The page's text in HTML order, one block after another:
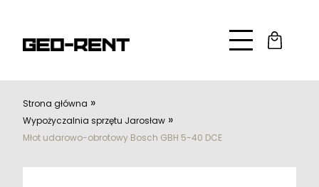
Strona główna »
Wypożyczalnia sprzętu Jarosław »
Młot udarowo-obrotowy Bosch GBH 5-40 DCE